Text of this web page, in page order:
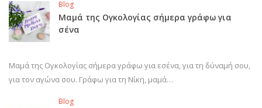
Blog
Μαμά της Ογκολογίας σήμερα γράφω για
σένα
Μαμά της Ογκολογίας σήμερα γράφω για εσένα, για τη δύναμή σου,
για τον αγώνα σου. Γράφω για τη Νίκη, μαμά…
Blog